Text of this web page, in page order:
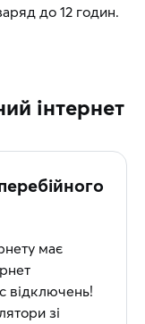
до 12 годин.
інтернет
має
відключень!
зі